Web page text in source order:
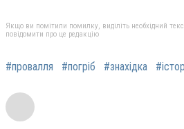
Якщо ви помітили помилку, виділіть необхідний
повідомити про це редакцію
#провалля #погріб #знахідка